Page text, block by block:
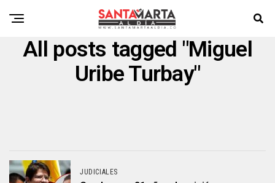
All posts tagged "Miguel
Uribe Turbay"
JUDICIALES